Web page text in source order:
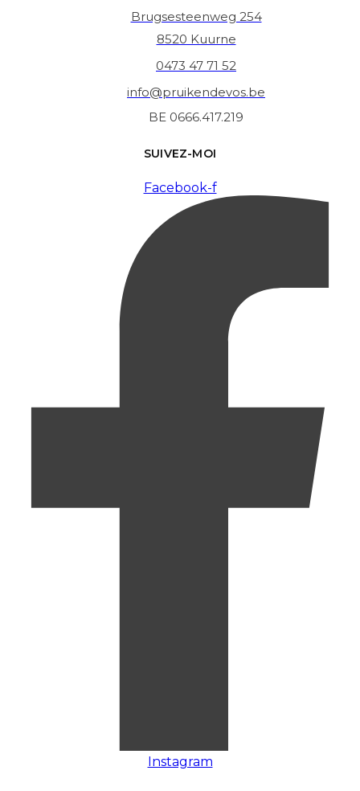
Brugsesteenweg 254
8520 Kuurne
0473 47 71 52
info@pruikendevos.be
BE 0666.417.219
SUIVEZ-MOI
Facebook-f
Instagram